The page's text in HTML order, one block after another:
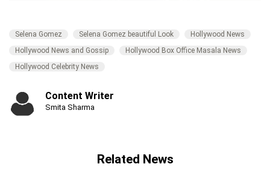
Selena Gomez Selena Gomez beautiful Look
Hollywood News
Hollywood News and Gossip
Hollywood Box Office Masala News
Hollywood Celebrity News
Content Writer
Smita Sharma
Related News